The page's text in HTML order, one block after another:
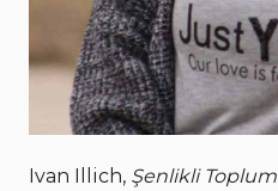
Ivan Illich, Şenlikli Toplum